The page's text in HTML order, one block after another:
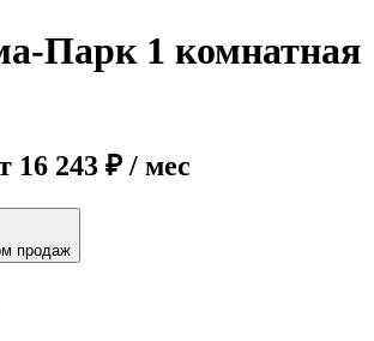
Парк 1 комнатная
16 243 ₽ / мес
продаж